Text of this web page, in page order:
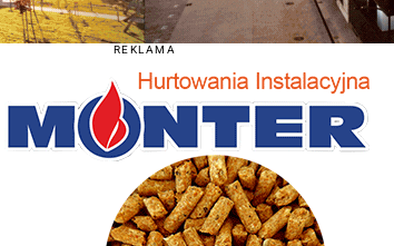
REKLAMA